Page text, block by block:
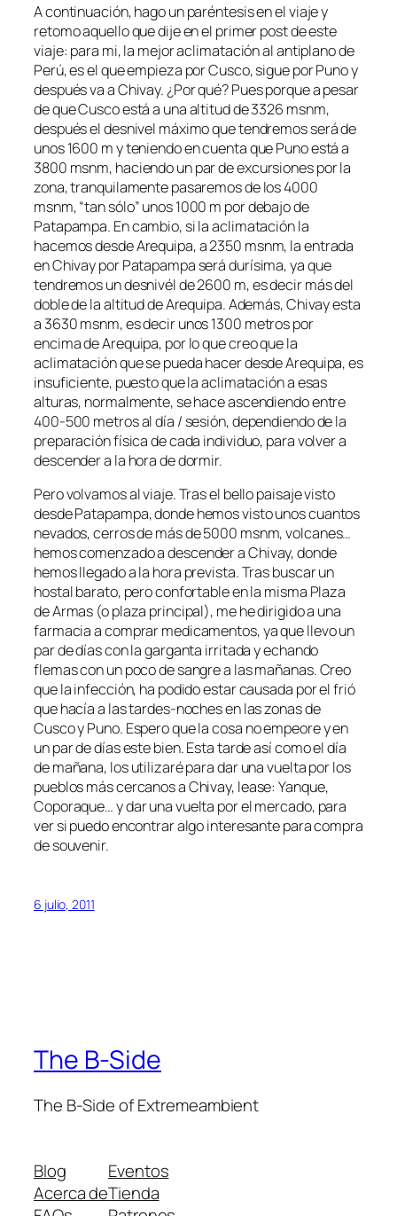
A continuación, hago un paréntesis en el viaje y
retomo aquello que dije en el primer post de este
viaje: para mi, la mejor aclimatación al antiplano de
Perú, es el que empieza por Cusco, sigue por Puno y
después va a Chivay. ¿Por qué? Pues porque a pesar
de que Cusco está a una altitud de 3326 msnm,
después el desnivel máximo que tendremos será de
unos 1600 m y teniendo en cuenta que Puno está a
3800 msnm, haciendo un par de excursiones por la
zona, tranquilamente pasaremos de los 4000
msnm, “tan sólo” unos 1000 m por debajo de
Patapampa. En cambio, si la aclimatación la
hacemos desde Arequipa, a 2350 msnm, la entrada
en Chivay por Patapampa será durísima, ya que
tendremos un desnivél de 2600 m, es decir más del
doble de la altitud de Arequipa. Además, Chivay esta
a 3630 msnm, es decir unos 1300 metros por
encima de Arequipa, por lo que creo que la
aclimatación que se pueda hacer desde Arequipa, es
insuficiente, puesto que la aclimatación a esas
alturas, normalmente, se hace ascendiendo entre
400-500 metros al día / sesión, dependiendo de la
preparación física de cada individuo, para volver a
descender a la hora de dormir.
Pero volvamos al viaje. Tras el bello paisaje visto
desde Patapampa, donde hemos visto unos cuantos
nevados, cerros de más de 5000 msnm, volcanes…
hemos comenzado a descender a Chivay, donde
hemos llegado a la hora prevista. Tras buscar un
hostal barato, pero confortable en la misma Plaza
de Armas (o plaza principal), me he dirigido a una
farmacia a comprar medicamentos, ya que llevo un
par de días con la garganta irritada y echando
flemas con un poco de sangre a las mañanas. Creo
que la infección, ha podido estar causada por el frió
que hacía a las tardes-noches en las zonas de
Cusco y Puno. Espero que la cosa no empeore y en
un par de días este bien. Esta tarde así como el día
de mañana, los utilizaré para dar una vuelta por los
pueblos más cercanos a Chivay, lease: Yanque,
Coporaque… y dar una vuelta por el mercado, para
ver si puedo encontrar algo interesante para compra
de souvenir.
6 julio, 2011
The B-Side
The B-Side of Extremeambient
Blog
Acerca de
Eventos
Tienda